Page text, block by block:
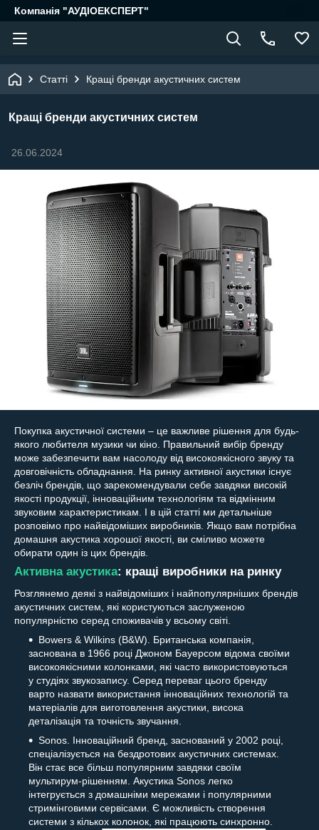
Компанія "АУДІОЕКСПЕРТ"
Статті Кращі бренди акустичних систем
Кращі бренди акустичних систем
26.06.2024
Покупка акустичної системи – це важливе рішення для будь-
якого любителя музики чи кіно. Правильний вибір бренду
може забезпечити вам насолоду від високоякісного звуку та
довговічність обладнання. На ринку активної акустики існує
безліч брендів, що зарекомендували себе завдяки високій
якості продукції, інноваційним технологіям та відмінним
звуковим характеристикам. І в цій статті ми детальніше
розповімо про найвідоміших виробників. Якщо вам потрібна
домашня акустика хорошої якості, ви сміливо можете
обирати один із цих брендів.
Активна акустика: кращі виробники на ринку
Розглянемо деякі з найвідоміших і найпопулярніших брендів
акустичних систем, які користуються заслуженою
популярністю серед споживачів у всьому світі.
Bowers & Wilkins (B&W). Британська компанія,
заснована в 1966 році Джоном Бауерсом відома своїми
високоякісними колонками, які часто використовуються
у студіях звукозапису. Серед переваг цього бренду
варто назвати використання інноваційних технологій та
матеріалів для виготовлення акустики, висока
деталізація та точність звучання.
Sonos. Інноваційний бренд, заснований у 2002 році,
спеціалізується на бездротових акустичних системах.
Він стає все більш популярним завдяки своїм
мультирум-рішенням. Акустика Sonos легко
інтегрується з домашніми мережами і популярними
стримінговими сервісами. Є можливість створення
системи з кількох колонок, які працюють синхронно.